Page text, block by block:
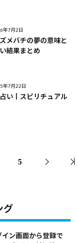
年7月2日
メバチの夢の意味と
結果まとめ
年7月22日
い丨スピリチュアル
5
グ
ン画面から登録で